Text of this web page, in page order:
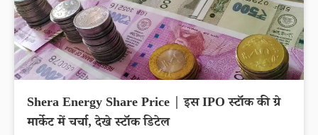
Shera Energy Share Price | इस IPO स्टॉक की ग्रे
मार्केट में चर्चा, देखे स्टॉक डिटेल